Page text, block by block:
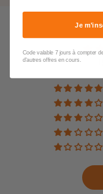
Je
Code valable 7 jours à compter
d'autres offres en cours.